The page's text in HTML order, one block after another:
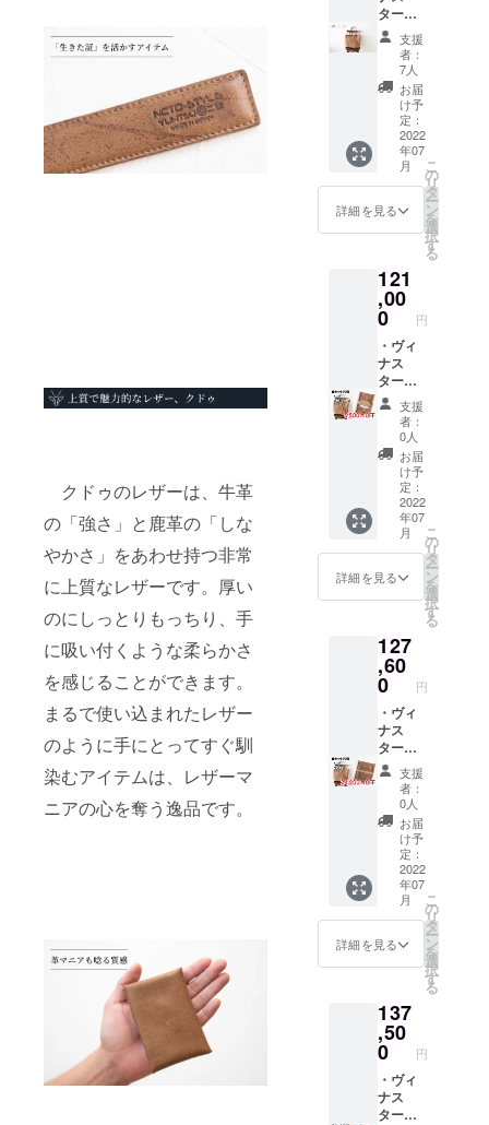
クドゥのレザーは、牛革
の「強さ」と鹿革の「しな
やかさ」をあわせ持つ非常
に上質なレザーです。厚い
のにしっとりもっちり、手
に吸い付くような柔らかさ
を感じることができます。
まるで使い込まれたレザー
のように手にとってすぐ馴
染むアイテムは、レザーマ
ニアの心を奪う逸品です。
す。ドイ
ツ、イタ
リー、フラ
ンス、アメ
リカ、スペ
インの革は
特に風合い
を活かした
革作りをし
フォーマル
なオイルレ
ザーという
独特の輝き
と触感を
もった松阪
牛という最
高級の牛が
す。
革を熟練し
入れから仕
上げまで責
任をもって
作ることが
基本となっ
ておりま
す。
最近では各
工程の分業
化が進み、
大量生産さ
れますが、
当社では型
紙製作、型
断、下拵
え、縫製、
仕上げま
で、数十年
ちらは
CAMPF
IRE限定
先行販
売とな
りま
す。 ・
CAMPF
IRE限定
セット
割引
5,500円
OFF価
格 ※郵
発送さ
せてい
ただき
ます。
※価格は
税込み
※送料込
み
ター
トート
バッグ
・トー
トバッ
グへの
名入れ
をご希
望の方
は備考
欄にご
記載く
ださい
マ字の
み） ・
こちら
は
CAMPF
IRE限定
先行販
売とな
りま
す。 ※
郵送に
て発送
させて
いただ
きま
す。 ※
価格は
税込み
※送料込
み
支援
者：
7人
お届
け予
定：
2022
年07
月
詳細を見る
こ
の
リ
タ
ー
ン
を
選
択
す
る
121
,00
0 円
・ヴィ
ナス
ター
トート
バッ
グ 定
価
100,000
円 ・
ヴィナ
スター
KAWAO
RIGAMI
名刺
カード
ケー
価
16,500
円 ・こ
ちらは
CAMPF
IRE限定
先行販
売とな
ります
CAMPF
IRE限定
セット
割引
5,500円
OFF価
格 ・
トート
バッグ
への名
ご希望
の方は
備考欄
にご記
載くだ
さい
（ロー
支援
者：
0人
お届
け予
定：
2022
年07
月
詳細を見る
こ
の
リ
タ
ー
ン
を
選
択
す
る
127
,60
0 円
・ヴィ
ナス
ター
トート
バッ
グ 定
価
110,000
円 ・
ヴィナ
スター
KAWAO
RIGAMI
グラ
ンウォ
レッ
価
41,800
円 ・こ
ちらは
CAMPF
IRE限定
先行販
支援
者：
0人
お届
け予
定：
2022
年07
月
詳細を見る
こ
の
リ
タ
ー
ン
を
選
択
す
る
137
,50
0 円
・ヴィ
ナス
ター